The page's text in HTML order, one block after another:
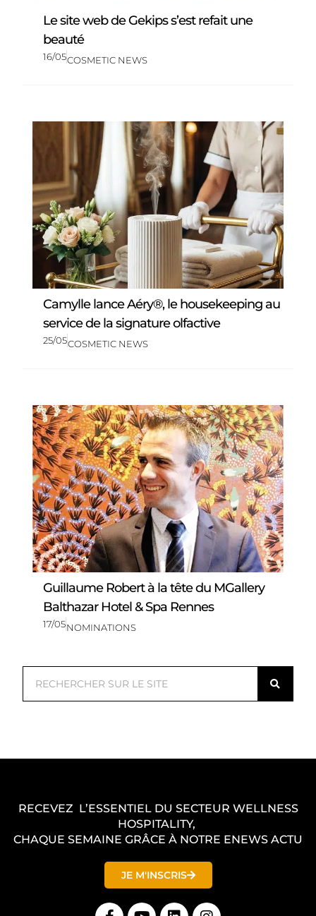
Le site web de Gekips s’est refait une
beauté
16/05COSMETIC NEWS
Camylle lance Aéry®, le housekeeping au
service de la signature olfactive
25/05COSMETIC NEWS
Guillaume Robert à la tête du MGallery
Balthazar Hotel & Spa Rennes
17/05NOMINATIONS
h
r
RECEVEZ L’ESSENTIEL DU SECTEUR WELLNESS
HOSPITALITY,
CHAQUE SEMAINE GRÂCE À NOTRE ENEWS ACTU
JE M'INSCRIS
F
Y
L
I